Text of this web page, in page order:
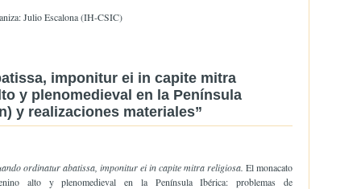
Julio Escalona (IH-CSIC)
imponitur ei in capite mitra
y plenomedieval en la Península
y realizaciones materiales”
ordinatur abatissa, imponitur ei in capite mitra religiosa. El monacato
alto y plenomedieval en la Península Ibérica: problemas de